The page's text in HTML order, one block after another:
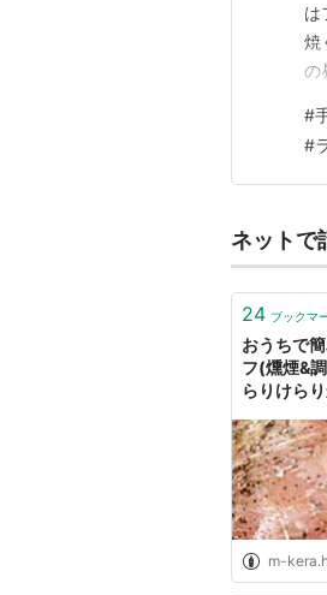
は
焼
の
太
し
#
#
ネットで
24 ブックマ
おうちで
フ(燻煙&
らりけら
m-